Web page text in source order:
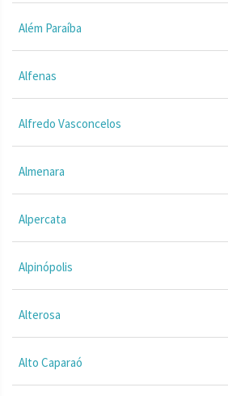
Além Paraíba
Alfenas
Alfredo Vasconcelos
Almenara
Alpercata
Alpinópolis
Alterosa
Alto Caparaó